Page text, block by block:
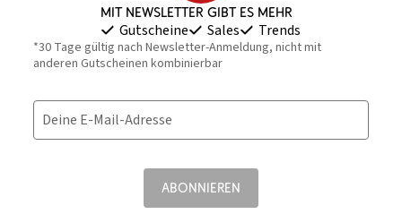
Mit Newsletter gibt es mehr
Gutscheine Sales Trends
*30 Tage gültig nach Newsletter-Anmeldung, nicht mit
anderen Gutscheinen kombinierbar
Deine E-Mail-Adresse
ABONNIEREN